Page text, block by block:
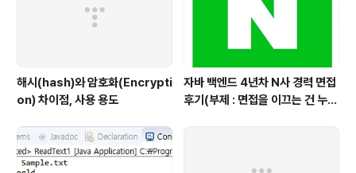
해시(hash)와 암호화(Encrypti
on) 차이점, 사용 용도
자바 백엔드 4년차 N사 경력 면접
후기(부제 : 면접을 이끄는 건 누구